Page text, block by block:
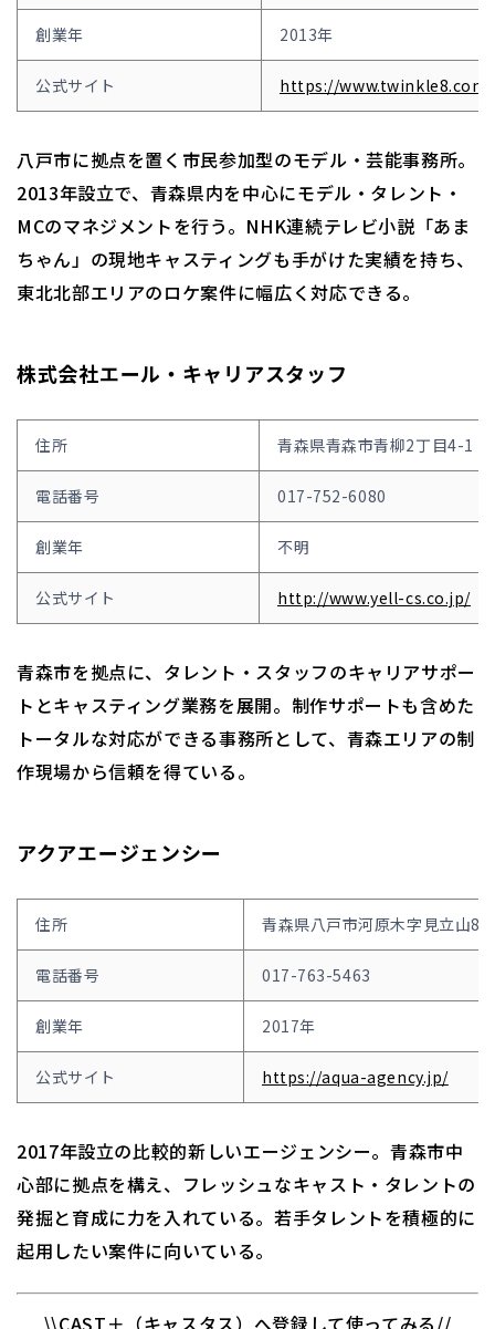
創業年 2013年
公式サイト https://www.twinkle8.com/
八戸市に拠点を置く市民参加型のモデル・芸能事務所。
2013年設立で、青森県内を中心にモデル・タレント・
MCのマネジメントを行う。NHK連続テレビ小説「あま
ちゃん」の現地キャスティングも手がけた実績を持ち、
東北北部エリアのロケ案件に幅広く対応できる。
株式会社エール・キャリアスタッフ
住所 青森県青森市青柳2丁目4-1
電話番号 017-752-6080
創業年 不明
公式サイト http://www.yell-cs.co.jp/
青森市を拠点に、タレント・スタッフのキャリアサポー
トとキャスティング業務を展開。制作サポートも含めた
トータルな対応ができる事務所として、青森エリアの制
作現場から信頼を得ている。
アクアエージェンシー
住所 青森県八戸市河原木字見立山8-
電話番号 017-763-5463
創業年 2017年
公式サイト https://aqua-agency.jp/
2017年設立の比較的新しいエージェンシー。青森市中
心部に拠点を構え、フレッシュなキャスト・タレントの
発掘と育成に力を入れている。若手タレントを積極的に
起用したい案件に向いている。
\\CAST＋（キャスタス）へ登録して使ってみる//